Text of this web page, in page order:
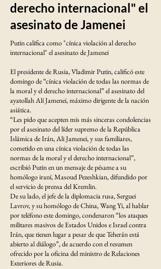
derecho internacional" el
asesinato de Jamenei
Putin califica como "cínica violación al derecho
internacional" el asesinato de Jamenei
El presidente de Rusia, Vladimir Putin, calificó este
domingo de “cínica violación de todas las normas de
la moral y el derecho internacional” el asesinato del
ayatollah Alí Jamenei, máximo dirigente de la nación
asiática.
“Les pido que acepten mis más sinceras condolencias
por el asesinato del líder supremo de la República
Islámica de Irán, Ali Jamenei, y sus familiares,
cometido en una cínica violación de todas las
normas de la moral y el derecho internacional”,
escribió Putin en un mensaje de pésame a su
homólogo iraní, Masoud Pezeshkian, difundido por
el servicio de prensa del Kremlin.
De su lado, el jefe de la diplomacia rusa, Serguei
Lavrov, y su homólogo de China, Wang Yi, al hablar
por teléfono este domingo, condenaron “los ataques
militares masivos de Estados Unidos e Israel contra
Irán, que tienen lugar a pesar de que Teherán está
abierto al diálogo”, de acuerdo con el resumen
ofrecido por la oficina del ministro de Relaciones
Exteriores de Rusia.